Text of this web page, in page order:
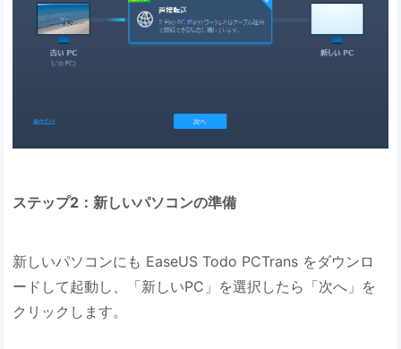
ステップ2：新しいパソコンの準備
新しいパソコンにも EaseUS Todo PCTrans をダウンロ
ードして起動し、「新しいPC」を選択したら「次へ」を
クリックします。